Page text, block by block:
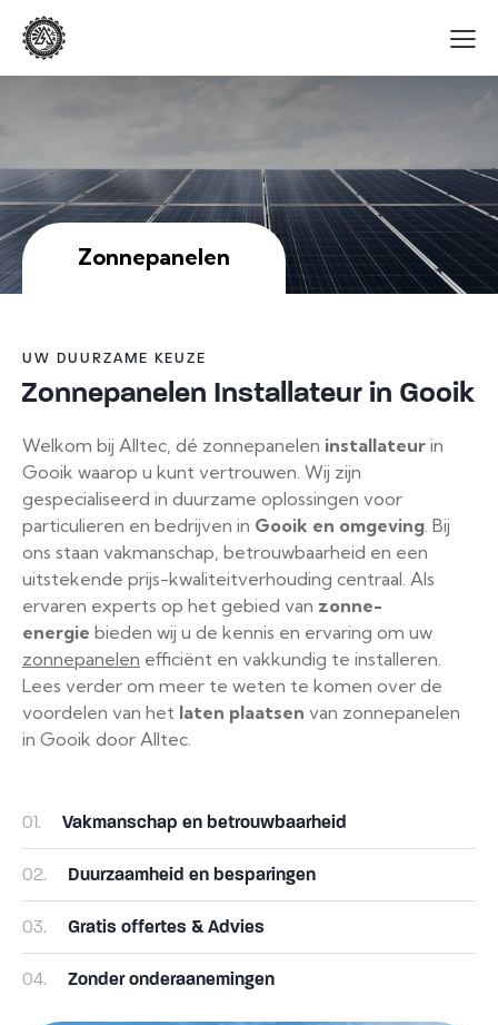
Zonnepanelen
UW DUURZAME KEUZE
Zonnepanelen Installateur in Gooik
Welkom bij Alltec, dé zonnepanelen installateur in
Gooik waarop u kunt vertrouwen. Wij zijn
gespecialiseerd in duurzame oplossingen voor
particulieren en bedrijven in Gooik en omgeving . Bij
ons staan vakmanschap, betrouwbaarheid en een
uitstekende prijs-kwaliteitverhouding centraal. Als
ervaren experts op het gebied van zonne-
energie bieden wij u de kennis en ervaring om uw
zonnepanelen efficiënt en vakkundig te installeren.
Lees verder om meer te weten te komen over de
voordelen van het laten plaatsen van zonnepanelen
in Gooik door Alltec.
01. Vakmanschap en betrouwbaarheid
02. Duurzaamheid en besparingen
03. Gratis offertes & Advies
04. Zonder onderaanemingen